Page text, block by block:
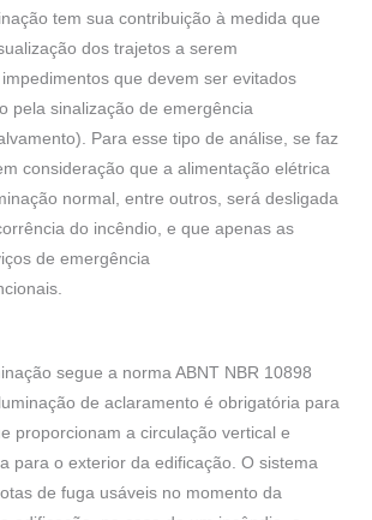
tem sua contribuição à medida que
dos trajetos a serem
que devem ser evitados
pela sinalização de emergência
Para esse tipo de análise, se faz
consideração que a alimentação elétrica
normal, entre outros, será desligada
do incêndio, e que apenas as
de emergência
segue a norma ABNT NBR 10898
de aclaramento é obrigatória para
proporcionam a circulação vertical e
para o exterior da edificação. O sistema
de fuga usáveis no momento da